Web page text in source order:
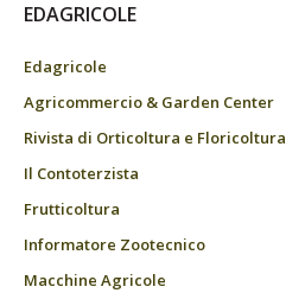
EDAGRICOLE
Edagricole
Agricommercio & Garden Center
Rivista di Orticoltura e Floricoltura
Il Contoterzista
Frutticoltura
Informatore Zootecnico
Macchine Agricole